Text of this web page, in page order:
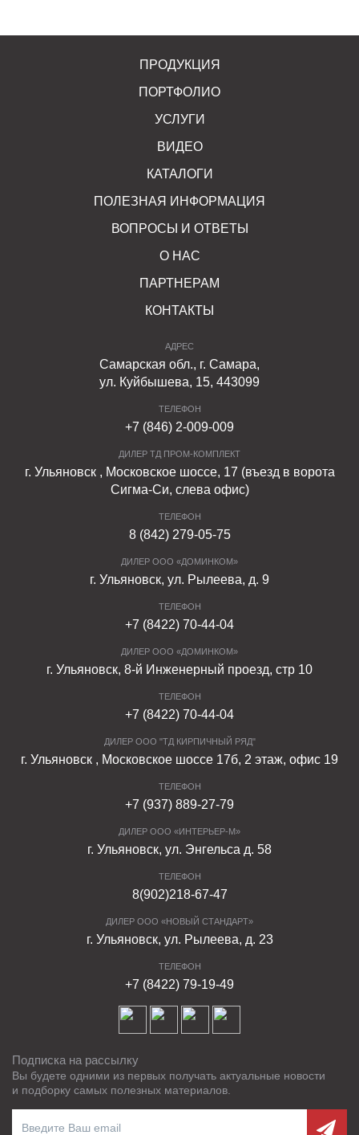
ПРОДУКЦИЯ
ПОРТФОЛИО
УСЛУГИ
ВИДЕО
КАТАЛОГИ
ПОЛЕЗНАЯ ИНФОРМАЦИЯ
ВОПРОСЫ И ОТВЕТЫ
О НАС
ПАРТНЕРАМ
КОНТАКТЫ
АДРЕС
Самарская обл., г. Самара,
ул. Куйбышева, 15, 443099
ТЕЛЕФОН
+7 (846) 2-009-009
ДИЛЕР ТД ПРОМ-КОМПЛЕКТ
г. Ульяновск , Московское шоссе, 17 (въезд в ворота
Сигма-Си, слева офис)
ТЕЛЕФОН
8 (842) 279-05-75
ДИЛЕР ООО «ДОМИНКОМ»
г. Ульяновск, ул. Рылеева, д. 9
ТЕЛЕФОН
+7 (8422) 70-44-04
ДИЛЕР ООО «ДОМИНКОМ»
г. Ульяновск, 8-й Инженерный проезд, стр 10
ТЕЛЕФОН
+7 (8422) 70-44-04
ДИЛЕР ООО "ТД КИРПИЧНЫЙ РЯД"
г. Ульяновск , Московское шоссе 17б, 2 этаж, офис 19
ТЕЛЕФОН
+7 (937) 889-27-79
ДИЛЕР ООО «ИНТЕРЬЕР-М»
г. Ульяновск, ул. Энгельса д. 58
ТЕЛЕФОН
8(902)218-67-47
ДИЛЕР ООО «НОВЫЙ СТАНДАРТ»
г. Ульяновск, ул. Рылеева, д. 23
ТЕЛЕФОН
+7 (8422) 79-19-49
Подписка на рассылку
Вы будете одними из первых получать актуальные новости
и подборку самых полезных материалов.